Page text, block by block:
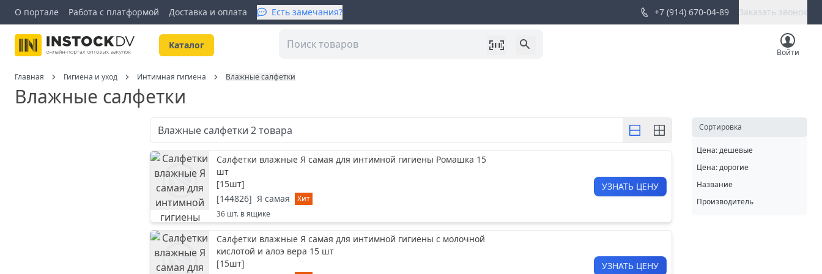
О портале Работа с платформой Доставка и оплата Есть замечания? +7 (914) 670-04-89 Заказать звонок
Kаталог
Войти
Главная Гигиена и уход Интимная гигиена Влажные салфетки
Влажные салфетки
Влажные салфетки2товара
Салфетки влажные Я самая для интимной гигиены Ромашка 15
шт
[15шт]
[144826] Я самая
Хит
36 шт. в ящике
УЗНАТЬ ЦЕНУ
Салфетки влажные Я самая для интимной гигиены с молочной
кислотой и алоэ вера 15 шт
[15шт]
УЗНАТЬ ЦЕНУ
Cортировка
Цена: дешевые
Цена: дорогие
Название
Производитель